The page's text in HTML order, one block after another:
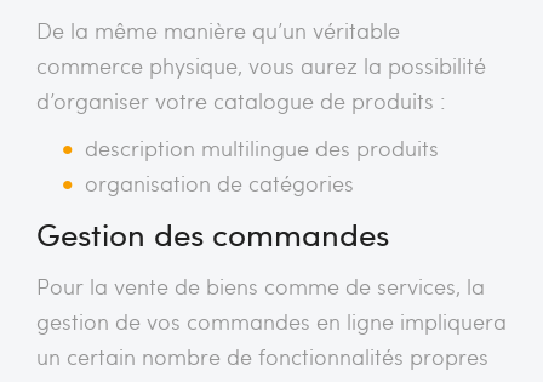
De la même manière qu’un véritable
commerce physique, vous aurez la possibilité
d’organiser votre catalogue de produits :
description multilingue des produits
organisation de catégories
Gestion des commandes
Pour la vente de biens comme de services, la
gestion de vos commandes en ligne impliquera
un certain nombre de fonctionnalités propres